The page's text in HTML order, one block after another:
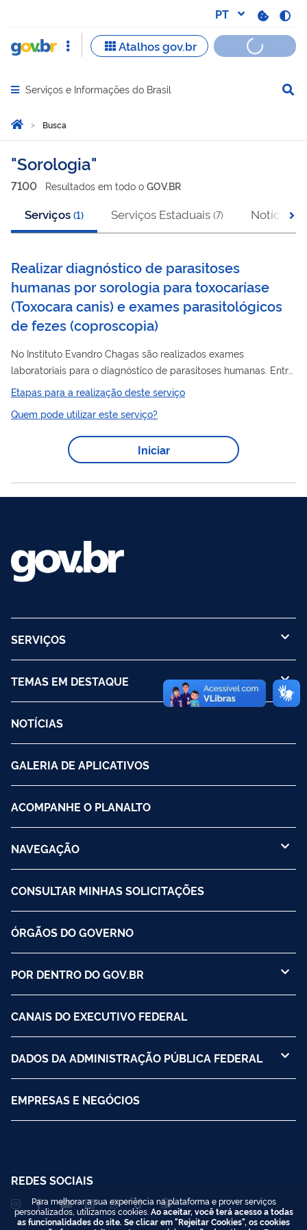
Abrir menu principal de navegação
Serviços e Informações do Brasil
Você está aqui:
Página Inicial
Busca
Busca
Sorologia
7100 Resultados em todo o GOV.BR
Serviços (1) Serviços Estaduais (7) Notícias
Realizar diagnóstico de parasitoses
humanas por sorologia para toxocaríase
(Toxocara canis) e exames parasitológicos
de fezes (coproscopia)
No Instituto Evandro Chagas são realizados exames
laboratoriais para o diagnóstico de parasitoses humanas. Entre
eles estão o diagnóstico sorológico da toxocaríase humana,
realizado por meio de ensaio imunoenzimático (EIA) para
detecção de anticorpos IgG contra Toxocara canis no soro
humano, e os exames parasitológicos de fezes (coproscopia). A
coproscopia consiste na análise microscópica de amostras de
parasitos, utilizando...
Etapas para a realização deste serviço
Quem pode utilizar este serviço?
Iniciar
SERVIÇOS
TEMAS EM DESTAQUE
NOTÍCIAS
GALERIA DE APLICATIVOS
ACOMPANHE O PLANALTO
NAVEGAÇÃO
CONSULTAR MINHAS SOLICITAÇÕES
ÓRGÃOS DO GOVERNO
POR DENTRO DO GOV.BR
CANAIS DO EXECUTIVO FEDERAL
DADOS DA ADMINISTRAÇÃO PÚBLICA FEDERAL
EMPRESAS E NEGÓCIOS
REDES SOCIAIS
Para melhorar a sua experiência na plataforma e prover serviços
personalizados, utilizamos cookies. Ao aceitar, você terá acesso a todas
as funcionalidades do site. Se clicar em "Rejeitar Cookies", os cookies